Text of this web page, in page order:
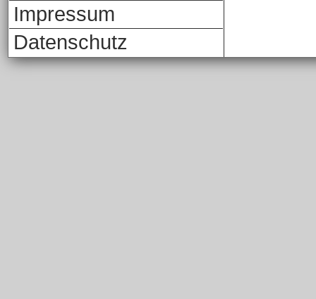
Impressum
Datenschutz